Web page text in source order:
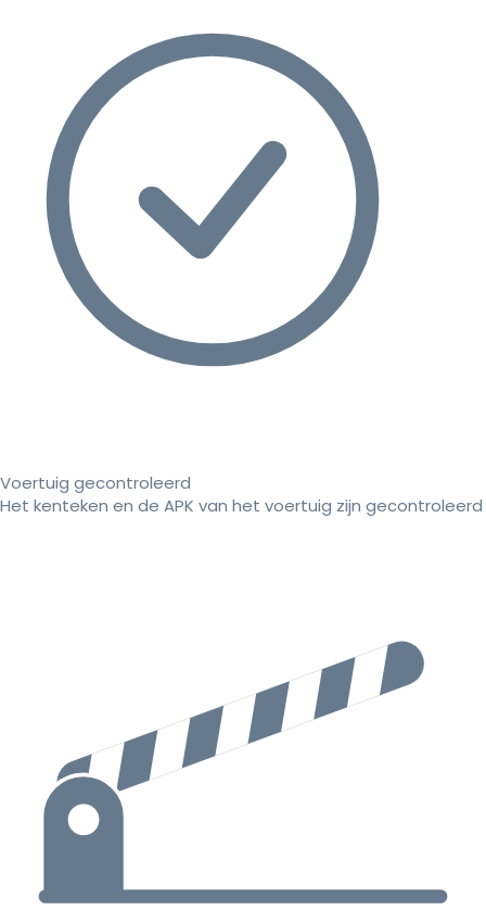
Voertuig gecontroleerd
Het kenteken en de APK van het voertuig zijn gecontroleerd